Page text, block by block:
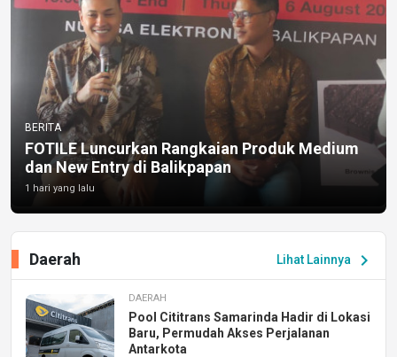
BERITA
FOTILE Luncurkan Rangkaian Produk Medium
dan New Entry di Balikpapan
1 hari yang lalu
Lihat Lainnya chevron_right
Daerah
DAERAH
Pool Cititrans Samarinda Hadir di Lokasi
Baru, Permudah Akses Perjalanan
Antarkota